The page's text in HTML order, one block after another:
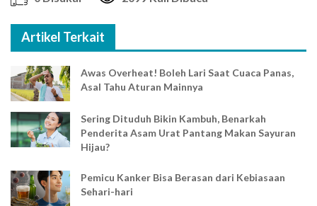
Artikel Terkait
Awas Overheat! Boleh Lari Saat Cuaca Panas,
Asal Tahu Aturan Mainnya
Sering Dituduh Bikin Kambuh, Benarkah
Penderita Asam Urat Pantang Makan Sayuran
Hijau?
Pemicu Kanker Bisa Berasan dari Kebiasaan
Sehari-hari